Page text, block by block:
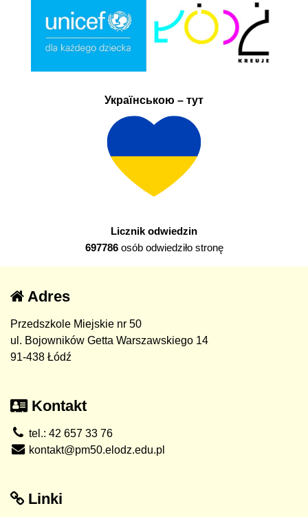
Українською – тут
Licznik odwiedzin
697786osób odwiedziło stronę
Adres
Przedszkole Miejskie nr 50
ul. Bojowników Getta Warszawskiego 14
91-438 Łódź
Kontakt
tel.: 42 657 33 76
kontakt@pm50.elodz.edu.pl
Linki